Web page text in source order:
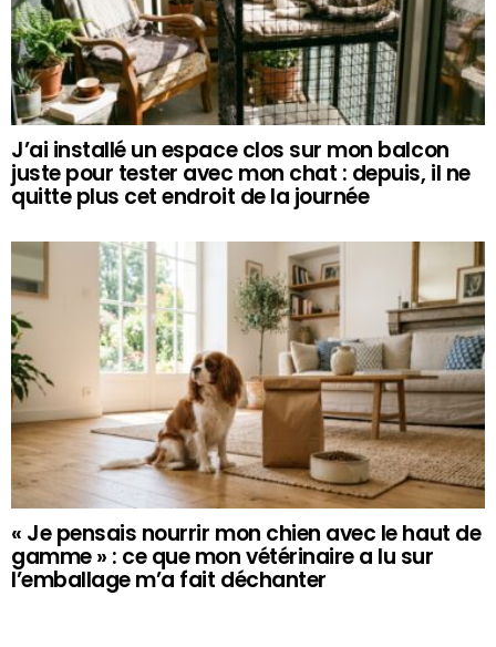
J’ai installé un espace clos sur mon balcon
juste pour tester avec mon chat : depuis, il ne
quitte plus cet endroit de la journée
« Je pensais nourrir mon chien avec le haut de
gamme » : ce que mon vétérinaire a lu sur
l’emballage m’a fait déchanter